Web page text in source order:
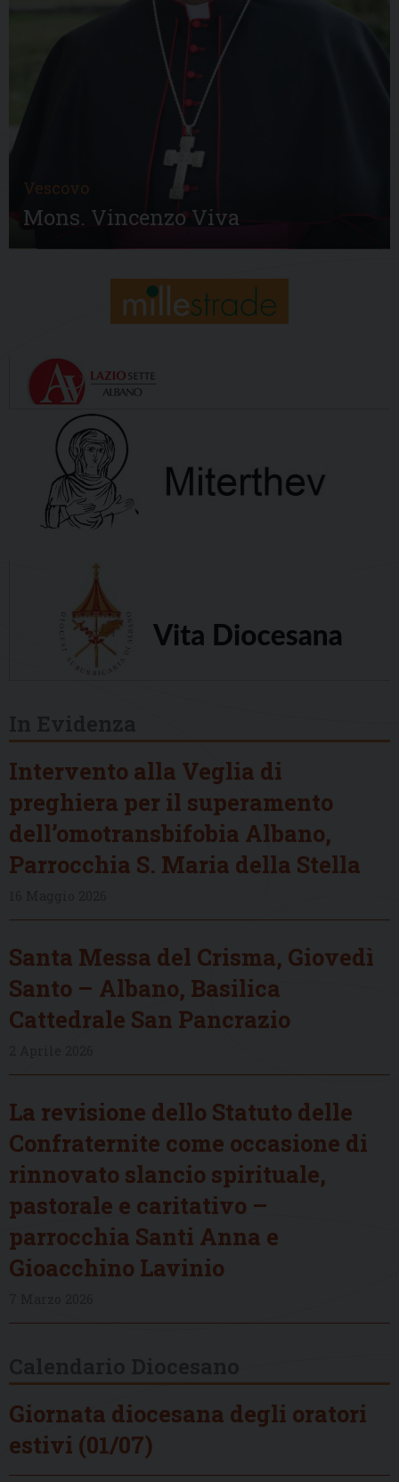
Vescovo
Mons. Vincenzo Viva
Intervento alla Veglia di
preghiera per il superamento
dell’omotransbifobia Albano,
Parrocchia S. Maria della Stella
Santa Messa del Crisma, Giovedì
Santo – Albano, Basilica
Cattedrale San Pancrazio
La revisione dello Statuto delle
Confraternite come occasione di
rinnovato slancio spirituale,
pastorale e caritativo –
parrocchia Santi Anna e
Gioacchino Lavinio
Giornata diocesana degli oratori
estivi (01/07)